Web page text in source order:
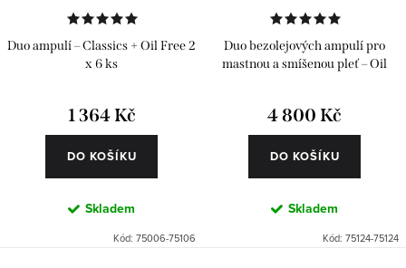
Duo ampulí – Classics + Oil Free 2
x 6 ks
1 364 Kč
DO KOŠÍKU
Skladem
Kód: 75006-75106
Duo bezolejových ampulí pro
mastnou a smíšenou pleť – Oil
4 800 Kč
DO KOŠÍKU
Skladem
Kód: 75124-75124